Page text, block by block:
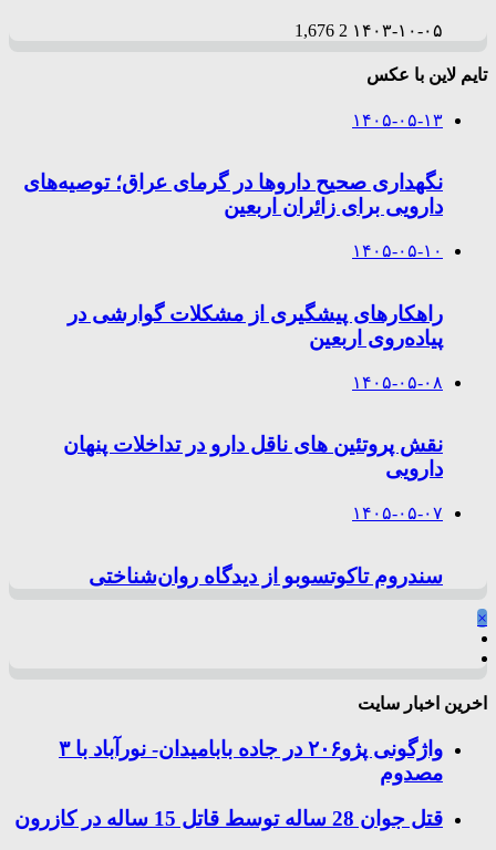
۱۴۰۳-۱۰-۰۵ 2
1,676
تایم لاین با عکس
۱۴۰۵-۰۵-۱۳
نگهداری صحیح داروها در گرمای عراق؛ توصیه‌های
دارویی برای زائران اربعین
۱۴۰۵-۰۵-۱۰
راهکارهای پیشگیری از مشکلات گوارشی در
پیاده‌روی اربعین
۱۴۰۵-۰۵-۰۸
نقش پروتئین های ناقل دارو در تداخلات پنهان
دارویی
۱۴۰۵-۰۵-۰۷
سندروم تاکوتسوبو از دیدگاه روان‌شناختی
×
اخرین اخبار سایت
واژگونی پژو۲۰۶ در جاده بابامیدان- نورآباد با ۳
مصدوم
قتل جوان 28 ساله توسط قاتل 15 ساله در کازرون